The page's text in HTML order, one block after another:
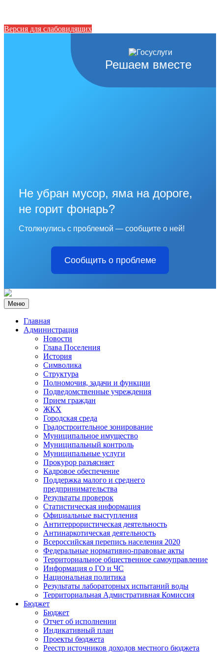
Версия для слабовидящих
Решаем вместе
Не убран мусор, яма на дороге,
не горит фонарь?
Столкнулись с проблемой — сообщите о ней!
Сообщить о проблеме
Меню
Главная
Администрация
Новости
Глава Поселения
История
Символика
Структура
Полномочия, задачи и функции
Подведомственные учреждения
Прием граждан
ЖКХ
Городская среда
Градостроительное зонирование
Муниципальное имущество
Муниципальный контроль
Муниципальные услуги
Прокурор разъясняет
Кадровое обеспечение
Поддержка малого и среднего
предпринимательства
Результаты проверок
Статистическая информация
Официальные выступления
Антитеррористическая деятельность
Антинаркотическая деятельность
Всероссийская перепись населения 2020
Федеральные нормативно-правовые акты
Территориальное общественное самоуправление
Информация о ГО и ЧС
Национальная политика
Результаты лабораторных испытаний воды
Территориальная Адмистративная Комиссия
Бюджет
Бюджет
Отчет об исполнении
Индикативный план
Проекты бюджета
Реестр источников доходов местного бюджета